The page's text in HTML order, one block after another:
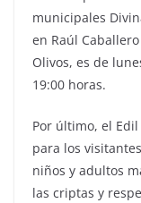
municipales
en Raúl
Olivos, es de
19:00 horas.
Por último, el
para los
niños y adultos
las criptas y